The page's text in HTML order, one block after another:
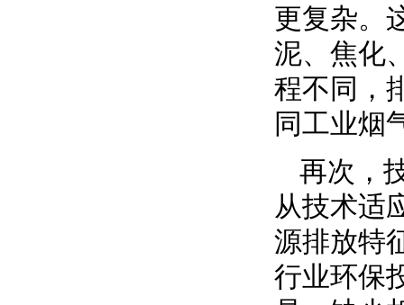
更复杂。
泥、焦化
程不同，
同工业烟
再次，
从技术适
源排放特
行业环保